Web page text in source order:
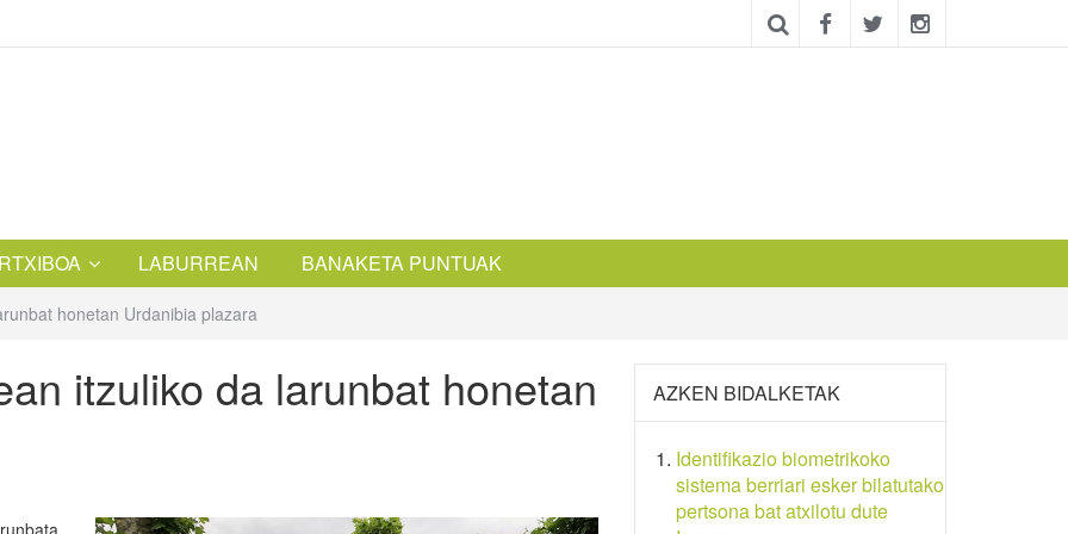
LABURREAN BANAKETA PUNTUAK
honetan Urdanibia plazara
itzuliko da larunbat honetan AZKEN BIDALKETAK
Identifikazio biometrikoko
sistema berriari esker bilatutako
pertsona bat atxilotu dute